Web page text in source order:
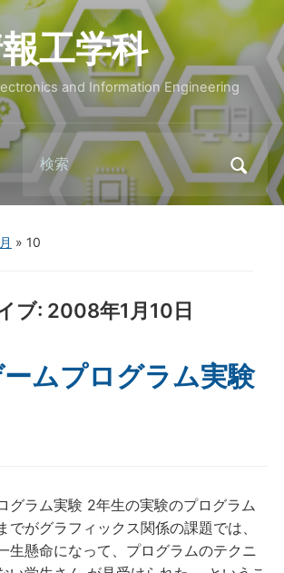
工学科
and Information Engineering
Search
for:
» 10
ブ: 2008年1月10日
ムプログラム実験
グラム実験 2年生の実験のプログラム
でがグラフィックス関係の課題では、
生懸命になって、プログラムのテクニ